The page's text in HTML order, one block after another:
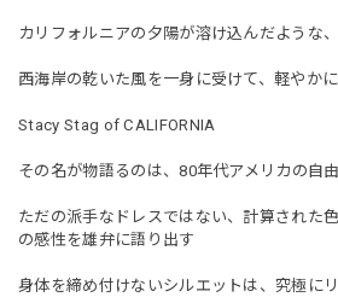
カリフォルニアの夕陽が溶け込んだような
西海岸の乾いた風を一身に受けて、軽やか
Stacy Stag of CALIFORNIA
その名が物語るのは、80年代アメリカの自
ただの派手なドレスではない、計算された
の感性を雄弁に語り出す
身体を締め付けないシルエットは、究極に